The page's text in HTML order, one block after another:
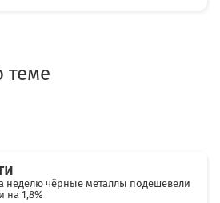
теме
неделю чёрные металлы подешевели
на 1,8%